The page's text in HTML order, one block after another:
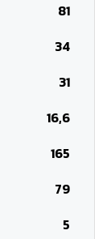
81
34
31
16,6
165
79
5